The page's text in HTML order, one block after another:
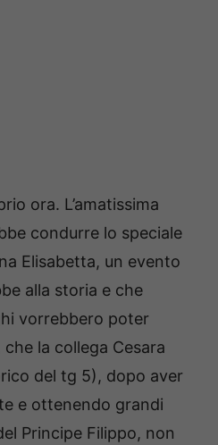
ora. L’amatissima
condurre lo speciale
Elisabetta, un evento
alla storia e che
vorrebbero poter
la collega Cesara
del tg 5), dopo aver
e ottenendo grandi
Principe Filippo, non